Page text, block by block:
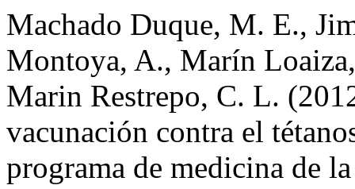
Machado Duque, M. E.,
Montoya, A., Marín
Marin Restrepo, C. L.
vacunación contra el
programa de medicina de